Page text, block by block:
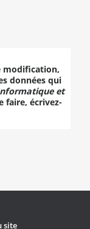
modification,
données qui
et
faire, écrivez-
site